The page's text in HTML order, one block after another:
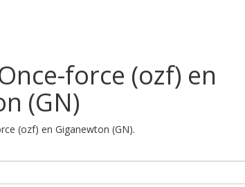
force (ozf) en
(GN)
(ozf) en Giganewton (GN).